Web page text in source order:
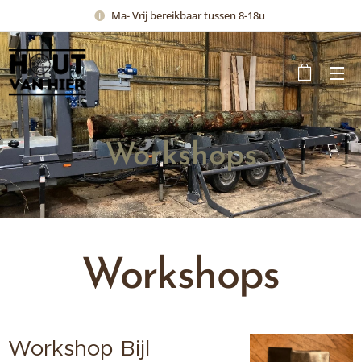
Ma- Vrij bereikbaar tussen 8-18u
Workshops
Workshops
Workshop Bijl